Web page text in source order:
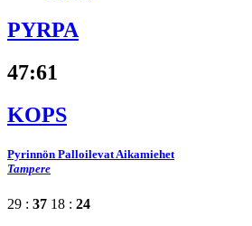
PYRPA
47:61
KOPS
Pyrinnön Palloilevat Aikamiehet
Tampere
29 : 37 18 : 24